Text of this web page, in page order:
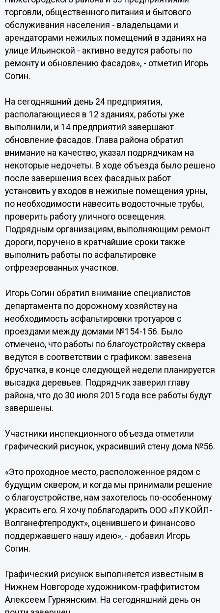
торговли, общественного питания и бытового
обслуживания населения - владельцами и
арендаторами нежилых помещений в зданиях на
улице Ильинской - активно ведутся работы по
ремонту и обновлению фасадов», - отметил Игорь
Согин.
На сегодняшний день 24 предприятия,
располагающиеся в 12 зданиях, работы уже
выполнили, и 14 предприятий завершают
обновление фасадов. Глава района обратил
внимание на качество, указал подрядчикам на
некоторые недочеты. В ходе объезда было решено
после завершения всех фасадных работ
установить у входов в нежилые помещения урны,
по необходимости навесить водосточные трубы,
проверить работу уличного освещения.
Подрядным организациям, выполняющим ремонт
дороги, поручено в кратчайшие сроки также
выполнить работы по асфальтировке
отфрезерованных участков.
Игорь Согин обратил внимание специалистов
департамента по дорожному хозяйству на
необходимость асфальтировки тротуаров с
проездами между домами №154-156. Было
отмечено, что работы по благоустройству сквера
ведутся в соответствии с графиком: завезена
брусчатка, в конце следующей недели планируется
высадка деревьев. Подрядчик заверил главу
района, что до 30 июля 2015 года все работы будут
завершены.
Участники инспекционного объезда отметили
графический рисунок, украсивший стену дома №56.
«Это проходное место, расположенное рядом с
будущим сквером, и когда мы принимали решение
о благоустройстве, нам захотелось по-особенному
украсить его. Я хочу поблагодарить ООО «ЛУКОЙЛ-
Волганефтепродукт», оценившего и финансово
поддержавшего нашу идею», - добавил Игорь
Согин.
Графический рисунок выполняется известным в
Нижнем Новгороде художником-граффитистом
Алексеем Гурнянским. На сегодняшний день он